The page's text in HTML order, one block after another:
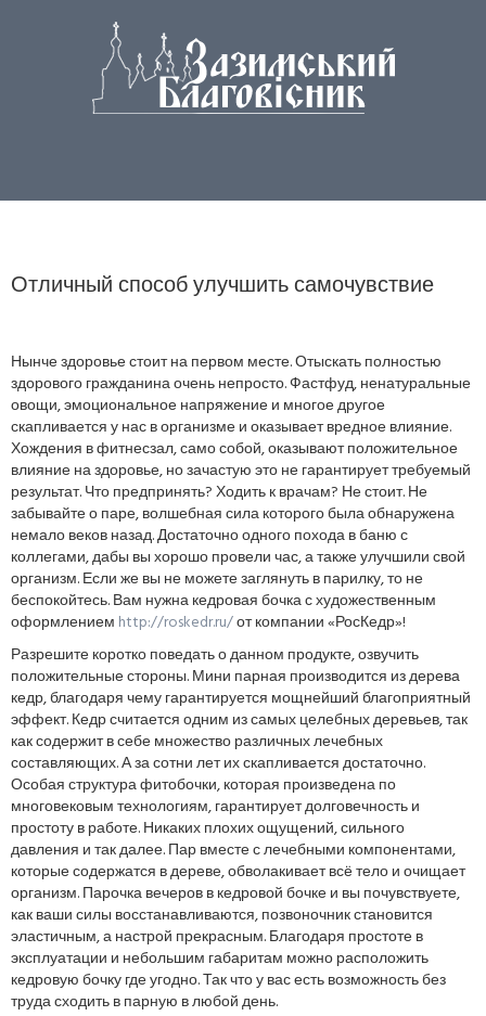
Отличный способ улучшить самочувствие
Нынче здоровье стоит на первом месте. Отыскать полностью
здорового гражданина очень непросто. Фастфуд, ненатуральные
овощи, эмоциональное напряжение и многое другое
скапливается у нас в организме и оказывает вредное влияние.
Хождения в фитнесзал, само собой, оказывают положительное
влияние на здоровье, но зачастую это не гарантирует требуемый
результат. Что предпринять? Ходить к врачам? Не стоит. Не
забывайте о паре, волшебная сила которого была обнаружена
немало веков назад. Достаточно одного похода в баню с
коллегами, дабы вы хорошо провели час, а также улучшили свой
организм. Если же вы не можете заглянуть в парилку, то не
беспокойтесь. Вам нужна кедровая бочка с художественным
оформлением http://roskedr.ru/от компании «РосКедр»!
Разрешите коротко поведать о данном продукте, озвучить
положительные стороны. Мини парная производится из дерева
кедр, благодаря чему гарантируется мощнейший благоприятный
эффект. Кедр считается одним из самых целебных деревьев, так
как содержит в себе множество различных лечебных
составляющих. А за сотни лет их скапливается достаточно.
Особая структура фитобочки, которая произведена по
многовековым технологиям, гарантирует долговечность и
простоту в работе. Никаких плохих ощущений, сильного
давления и так далее. Пар вместе с лечебными компонентами,
которые содержатся в дереве, обволакивает всё тело и очищает
организм. Парочка вечеров в кедровой бочке и вы почувствуете,
как ваши силы восстанавливаются, позвоночник становится
эластичным, а настрой прекрасным. Благодаря простоте в
эксплуатации и небольшим габаритам можно расположить
кедровую бочку где угодно. Так что у вас есть возможность без
труда сходить в парную в любой день.